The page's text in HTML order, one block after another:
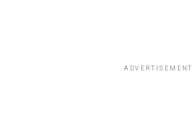
ADVERTISEMENT